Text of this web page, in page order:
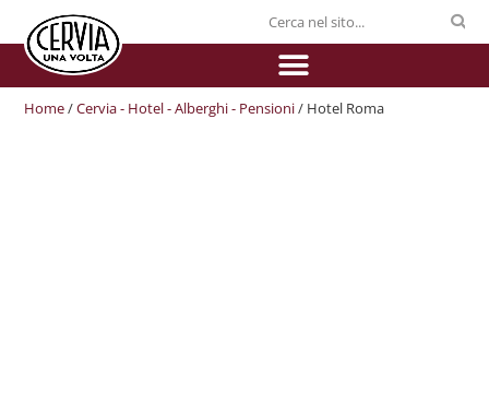
Home/Cervia - Hotel - Alberghi - Pensioni/ Hotel Roma